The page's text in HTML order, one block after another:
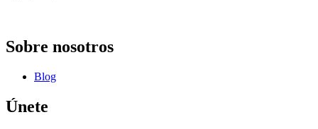
Sobre nosotros
Blog
Únete